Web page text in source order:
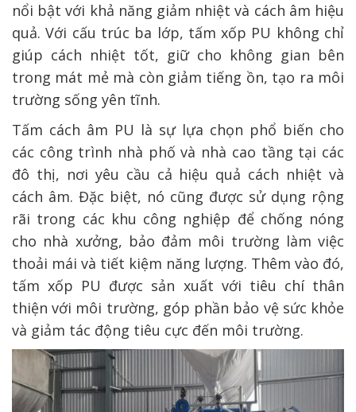
nổi bật với khả năng giảm nhiệt và cách âm hiệu
quả. Với cấu trúc ba lớp, tấm xốp PU không chỉ
giúp cách nhiệt tốt, giữ cho không gian bên
trong mát mẻ mà còn giảm tiếng ồn, tạo ra môi
trường sống yên tĩnh.
Tấm cách âm PU là sự lựa chọn phổ biến cho
các công trình nhà phố và nhà cao tầng tại các
đô thị, nơi yêu cầu cả hiệu quả cách nhiệt và
cách âm. Đặc biệt, nó cũng được sử dụng rộng
rãi trong các khu công nghiệp để chống nóng
cho nhà xưởng, bảo đảm môi trường làm việc
thoải mái và tiết kiệm năng lượng. Thêm vào đó,
tấm xốp PU được sản xuất với tiêu chí thân
thiện với môi trường, góp phần bảo vệ sức khỏe
và giảm tác động tiêu cực đến môi trường.